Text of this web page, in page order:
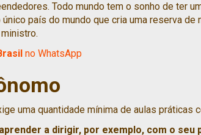
Todo mundo tem o sonho de ter
país do mundo que cria uma reserva de
no WhatsApp
uma quantidade mínima de aulas práticas
a dirigir, por exemplo, com o seu